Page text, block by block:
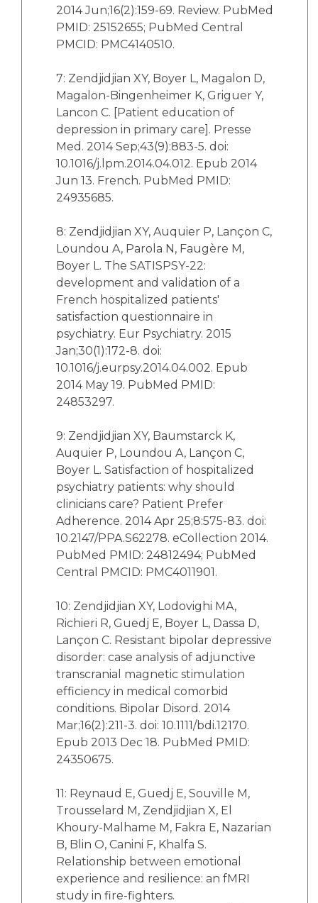
2014 Jun;16(2):159-69. Review. PubMed
PMID: 25152655; PubMed Central
PMCID: PMC4140510.
7: Zendjidjian XY, Boyer L, Magalon D,
Magalon-Bingenheimer K, Griguer Y,
Lancon C. [Patient education of
depression in primary care]. Presse
Med. 2014 Sep;43(9):883-5. doi:
10.1016/j.lpm.2014.04.012. Epub 2014
Jun 13. French. PubMed PMID:
24935685.
8: Zendjidjian XY, Auquier P, Lançon C,
Loundou A, Parola N, Faugère M,
Boyer L. The SATISPSY-22:
development and validation of a
French hospitalized patients'
satisfaction questionnaire in
psychiatry. Eur Psychiatry. 2015
Jan;30(1):172-8. doi:
10.1016/j.eurpsy.2014.04.002. Epub
2014 May 19. PubMed PMID:
24853297.
9: Zendjidjian XY, Baumstarck K,
Auquier P, Loundou A, Lançon C,
Boyer L. Satisfaction of hospitalized
psychiatry patients: why should
clinicians care? Patient Prefer
Adherence. 2014 Apr 25;8:575-83. doi:
10.2147/PPA.S62278. eCollection 2014.
PubMed PMID: 24812494; PubMed
Central PMCID: PMC4011901.
10: Zendjidjian XY, Lodovighi MA,
Richieri R, Guedj E, Boyer L, Dassa D,
Lançon C. Resistant bipolar depressive
disorder: case analysis of adjunctive
transcranial magnetic stimulation
efficiency in medical comorbid
conditions. Bipolar Disord. 2014
Mar;16(2):211-3. doi: 10.1111/bdi.12170.
Epub 2013 Dec 18. PubMed PMID:
24350675.
11: Reynaud E, Guedj E, Souville M,
Trousselard M, Zendjidjian X, El
Khoury-Malhame M, Fakra E, Nazarian
B, Blin O, Canini F, Khalfa S.
Relationship between emotional
experience and resilience: an fMRI
study in fire-fighters.